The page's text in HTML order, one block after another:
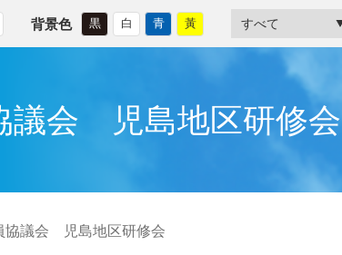
背景色 黒 白 青 黃
議会 児島地区研修会
協議会 児島地区研修会